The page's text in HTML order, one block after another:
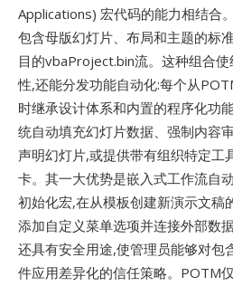
Applications) 宏代码的能力相结合
包含母版幻灯片、布局和主题的标
目的vbaProject.bin流。这种组合
性,还能分发功能自动化:每个从
时继承设计体系和内置的程序化功
统自动填充幻灯片数据、强制内容
声明幻灯片,或提供带有组织特定工
卡。其一大优势是嵌入式工作流自
初始化宏,在从模板创建新演示文稿
添加自定义菜单选项并连接外部数
还具有安全用途,使管理员能够对包
件应用差异化的信任策略。POTM